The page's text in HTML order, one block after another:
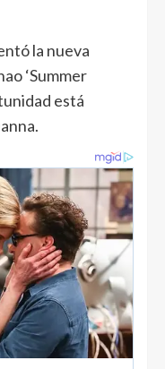
la nueva
‘Summer
está